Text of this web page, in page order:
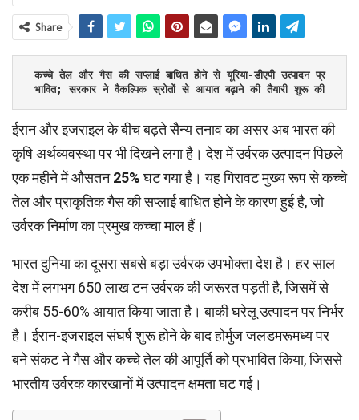
Share
कच्चे तेल और गैस की सप्लाई बाधित होने से यूरिया-डीएपी उत्पादन प्र
भावित; सरकार ने वैकल्पिक स्रोतों से आयात बढ़ाने की तैयारी शुरू की
ईरान और इजराइल के बीच बढ़ते सैन्य तनाव का असर अब भारत की
कृषि अर्थव्यवस्था पर भी दिखने लगा है। देश में उर्वरक उत्पादन पिछले
एक महीने में औसतन25%घट गया है। यह गिरावट मुख्य रूप से कच्चे
तेल और प्राकृतिक गैस की सप्लाई बाधित होने के कारण हुई है, जो
उर्वरक निर्माण का प्रमुख कच्चा माल हैं।
भारत दुनिया का दूसरा सबसे बड़ा उर्वरक उपभोक्ता देश है। हर साल
देश में लगभग 650 लाख टन उर्वरक की जरूरत पड़ती है, जिसमें से
करीब 55-60% आयात किया जाता है। बाकी घरेलू उत्पादन पर निर्भर
है। ईरान-इजराइल संघर्ष शुरू होने के बाद होर्मुज जलडमरूमध्य पर
बने संकट ने गैस और कच्चे तेल की आपूर्ति को प्रभावित किया, जिससे
भारतीय उर्वरक कारखानों में उत्पादन क्षमता घट गई।